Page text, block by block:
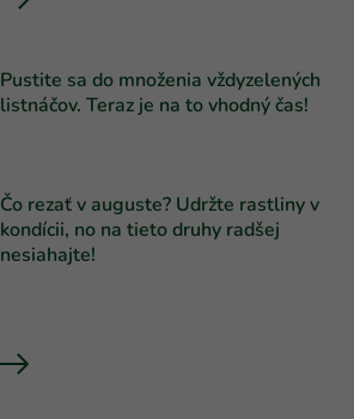
Pustite sa do množenia vždyzelených
listnáčov. Teraz je na to vhodný čas!
Čo rezať v auguste? Udržte rastliny v
kondícii, no na tieto druhy radšej
nesiahajte!